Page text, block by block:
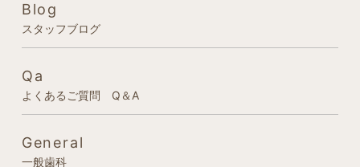
Blog
スタッフブログ
Qa
よくあるご質問 Q＆A
General
一般歯科